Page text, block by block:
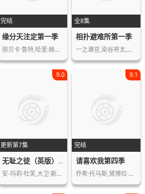
完结
缘分天注定第一季
丽贝卡·鲁特,哈里·赫普,丹尼斯·韦尔…
全8集
相扑避难所第一季
一之濑亘,染谷将太,忽那汐里,泷正则,…
更新第7集
9.0
无耻之徒（英版）第一季
安-玛莉·杜芙,大卫·斯瑞弗,詹姆斯·…
完结
9.1
请喜欢我第四季
乔希·托马斯,黛博拉·劳伦斯,基根·乔…